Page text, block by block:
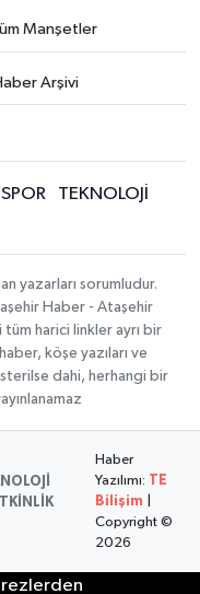
Manşetler
Arşivi
SPOR
TEKNOLOJİ
yazarları sorumludur.
Haber - Ataşehir
harici linkler ayrı bir
köşe yazıları ve
dahi, herhangi bir
Haber
Yazılımı:
TE
Bilişim
Copyright ©
2026